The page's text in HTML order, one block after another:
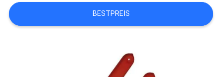
MIT
UNS
BESTPREIS